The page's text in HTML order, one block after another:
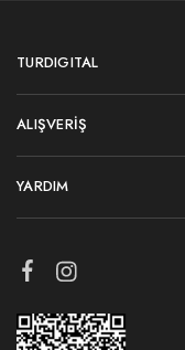
TURDIGITAL
ALIŞVERIŞ
YARDIM